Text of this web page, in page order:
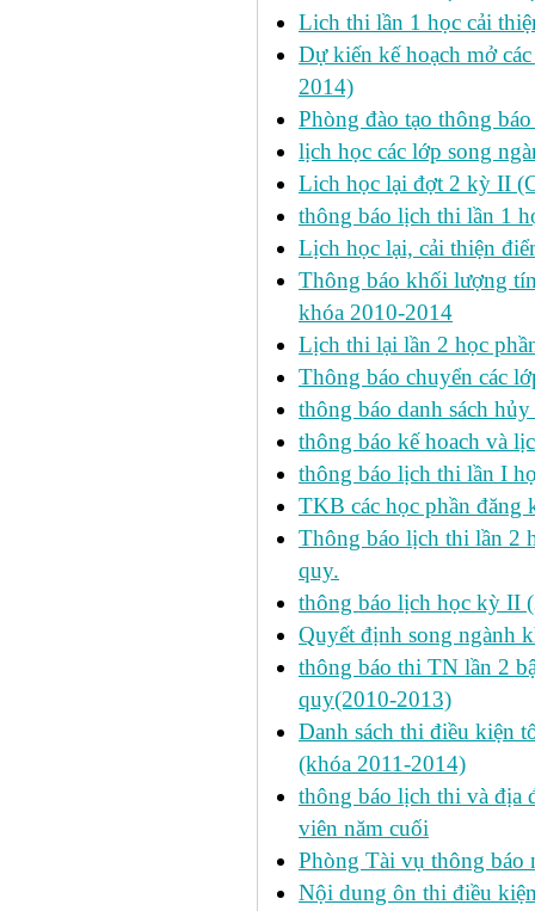
Lich thi lần 1 học cải
Dự kiến kế hoạch mở
2014)
Phòng đào tạo thông
lịch học các lớp song
Lich học lại đợt 2 kỳ II
thông báo lịch thi lần 1
Lịch học lại, cải thiện
Thông báo khối lượng
khóa 2010-2014
Lịch thi lại lần 2 học
Thông báo chuyển các
thông báo danh sách
thông báo kế hoach và
thông báo lịch thi lần I
TKB các học phần
Thông báo lịch thi lần 2
quy.
thông báo lịch học kỳ II
Quyết định song ngành
thông báo thi TN lần 2
quy(2010-2013)
Danh sách thi điều kiện
(khóa 2011-2014)
thông báo lịch thi và địa
viên năm cuối
Phòng Tài vụ thông báo
Nội dung ôn thi điều